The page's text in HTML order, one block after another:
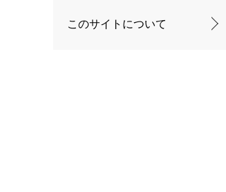
このサイトについて